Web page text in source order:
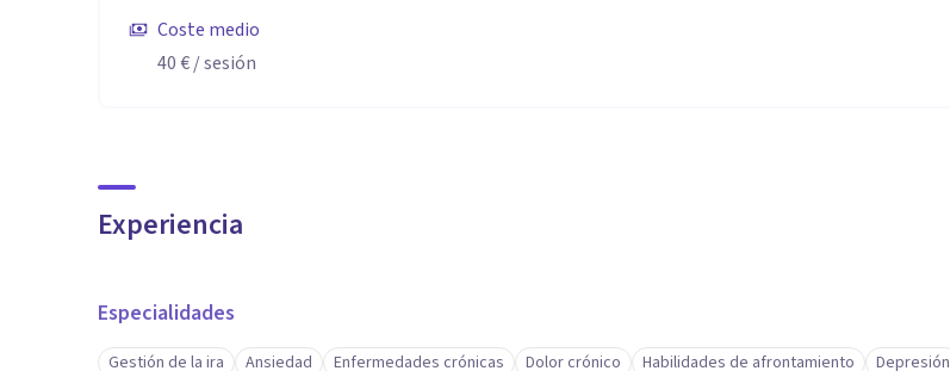
Coste medio
40 €/ sesión
Experiencia
Especialidades
Gestión de la ira Ansiedad Enfermedades crónicas Dolor crónico Habilidades de afrontamiento
Depresión